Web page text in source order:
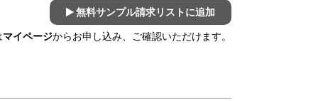
無料サンプル請求リストに追加
マイページからお申し込み、ご確認いただけます。